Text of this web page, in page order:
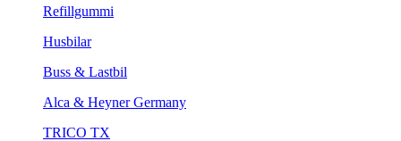
Refillgummi
Husbilar
Buss & Lastbil
Alca & Heyner Germany
TRICO TX